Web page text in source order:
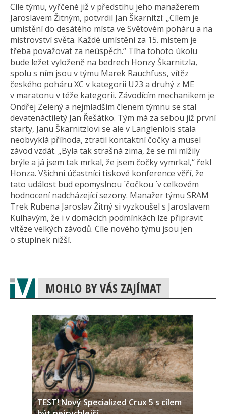
Cíle týmu, vyřčené již v předstihu jeho manažerem
Jaroslavem Žitným, potvrdil Jan Škarnitzl: „Cílem je
umístění do desátého místa ve Světovém poháru a na
mistrovství světa. Každé umístění za 15. místem je
třeba považovat za neúspěch.“ Tíha tohoto úkolu
bude ležet vyloženě na bedrech Honzy Škarnitzla,
spolu s ním jsou v týmu Marek Rauchfuss, vítěz
českého poháru XC v kategorii U23 a druhý z ME
v maratonu v téže kategorii. Závodícím mechanikem je
Ondřej Zelený a nejmladším členem týmnu se stal
devatenáctiletý Jan Řešátko. Tým má za sebou již první
starty, Janu Škarnitzlovi se ale v Langlenlois stala
neobvyklá příhoda, ztratil kontaktní čočky a musel
závod vzdát. „Byla tak strašná zima, že se mi mlžily
brýle a já jsem tak mrkal, že jsem čočky vymrkal,“ řekl
Honza. Všichni účastníci tiskové konference věří, že
tato událost bud epomyslnou ´čočkou ´v celkovém
hodnocení nadcházející sezony. Manažer týmu SRAM
Trek Rubena Jaroslav Žitný si vyzkoušel s Jaroslavem
Kulhavým, že i v domácích podmínkách lze připravit
vítěze velkých závodů. Cíle nového týmu jsou jen
o stupínek nižší.
MOHLO BY VÁS ZAJÍMAT
TEST! Nový Specialized Crux 5 s cílem